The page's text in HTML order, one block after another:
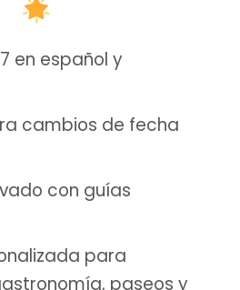
en español y
cambios de fecha
con guías
para
paseos y